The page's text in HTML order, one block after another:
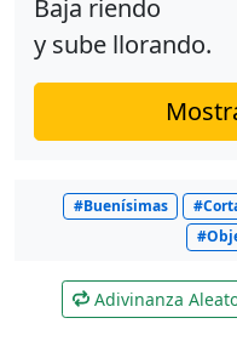
Baja riendo
y sube llorando.
#Buenísimas
Adivinanza